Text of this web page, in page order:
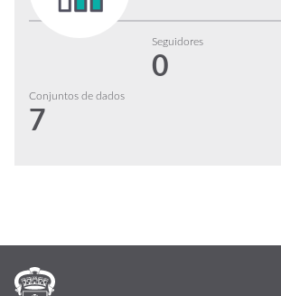
Seguidores
0
Conjuntos de dados
7